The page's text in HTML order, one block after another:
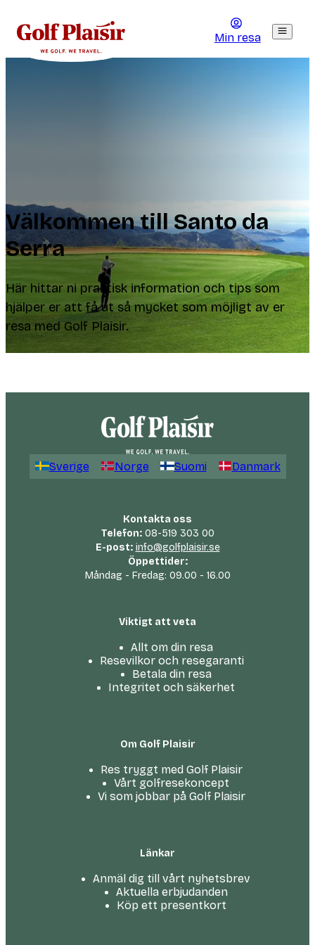
Min resa
Välkommen till Santo da
Serra
Här hittar ni praktisk information och tips som
hjälper er att få ut så mycket som möjligt av er
resa med Golf Plaisir.
Sverige Norge Suomi Danmark
Kontakta oss
Telefon:08-519 303 00
E-post: info@golfplaisir.se
Öppettider:
Måndag - Fredag: 09.00 - 16.00
Viktigt att veta
Allt om din resa
Resevilkor och resegaranti
Betala din resa
Integritet och säkerhet
Om Golf Plaisir
Res tryggt med Golf Plaisir
Vårt golfresekoncept
Vi som jobbar på Golf Plaisir
Länkar
Anmäl dig till vårt nyhetsbrev
Aktuella erbjudanden
Köp ett presentkort